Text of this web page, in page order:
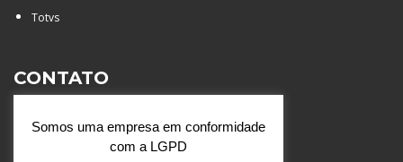
Totvs
CONTATO
Santa Catarina - São José do
Rio Preto (SP)
Somos uma empresa em conformidade
com a LGPD